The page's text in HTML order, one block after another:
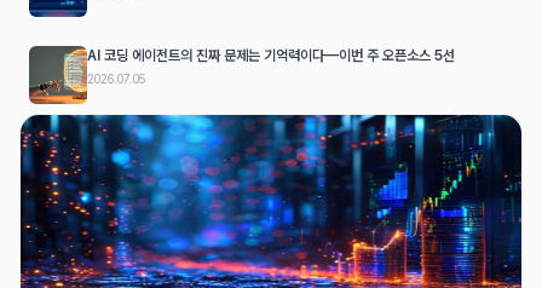
AI 코딩 에이전트의 진짜 문제는 기억력이다—이번 주 오픈소스 5선
2026.07.05